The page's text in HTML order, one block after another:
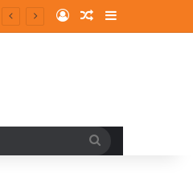
Log InRandom Article
Sidebar